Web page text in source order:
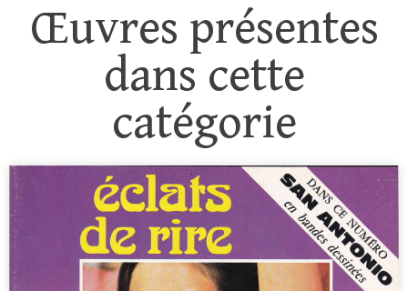
Œuvres présentes
dans cette
catégorie